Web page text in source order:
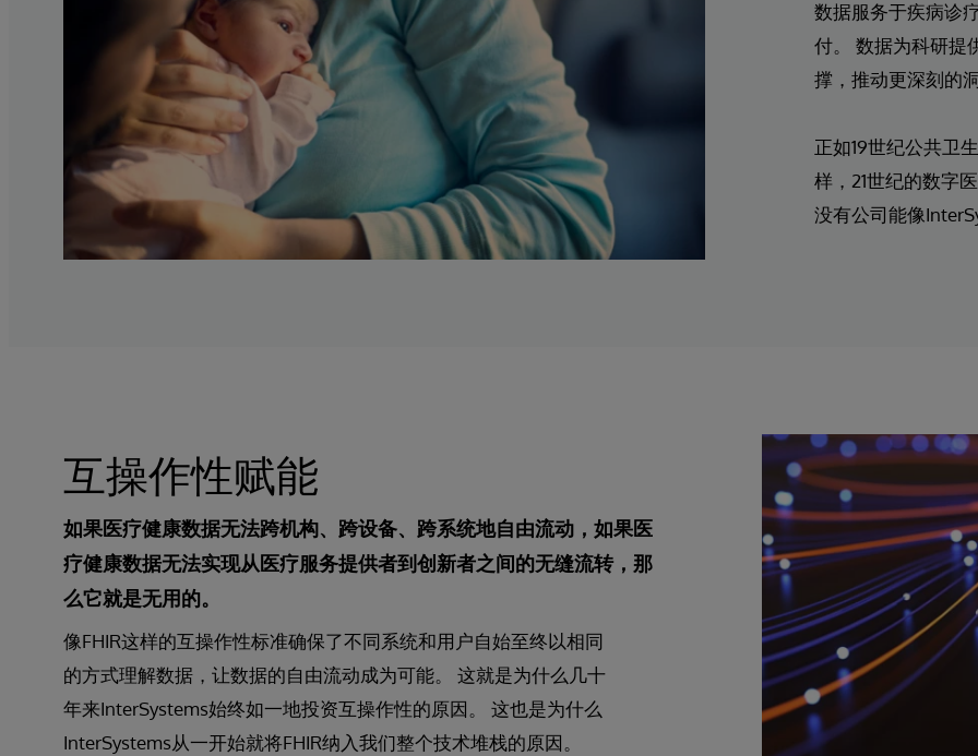
数据服务于疾病诊
付。 数据为科研提
撑，推动更深刻的
正如19世纪公共卫
样，21世纪的数字
没有公司能像
互操作性赋能
如果医疗健康数据无法跨机构、跨设备、跨系统地自由流动，如果医
疗健康数据无法实现从医疗服务提供者到创新者之间的无缝流转，那
么它就是无用的。
像FHIR这样的互操作性标准确保了不同系统和用户自始至终以相同
的方式理解数据，让数据的自由流动成为可能。 这就是为什么几十
年来InterSystems始终如一地投资互操作性的原因。 这也是为什么
InterSystems从一开始就将FHIR纳入我们整个技术堆栈的原因。